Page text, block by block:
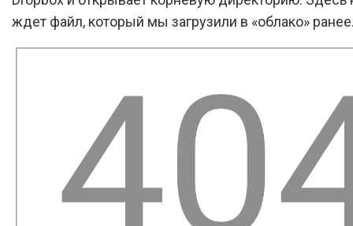
ждет файл, который мы загрузили в «облако»